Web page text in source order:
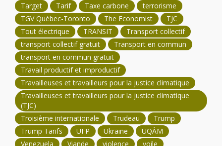
Target
Tarif Taxe carbone
terrorisme
TGV Québec-Toronto
The Economist
TJC
Tout électrique
TRANSIT
Transport collectif
transport collectif gratuit
Transport en commun
transport en commun gratuit
Travail productif et improductif
Travailleuses et travailleurs pour la justice climatique
Travailleuses et travailleurs pour la justice climatique
(TJC)
Troisième internationale
Trudeau
Trump
Trump Tarifs
UFP Ukraine
UQÀM
Venezuela
Viande violence voile